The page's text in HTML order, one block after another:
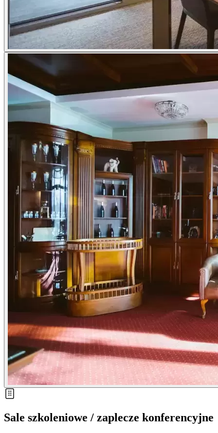
Sale szkoleniowe / zaplecze konferencyjne